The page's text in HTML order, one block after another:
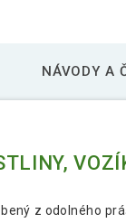
NÁVODY A
z odolného